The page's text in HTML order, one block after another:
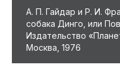
А. П. Гайдар и Р. И.
собака Динго, или
Издательство
Москва, 1976